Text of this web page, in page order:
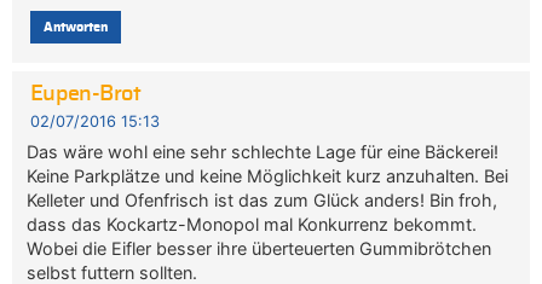
Antworten
Eupen-Brot
02/07/2016 15:13
Das wäre wohl eine sehr schlechte Lage für eine Bäckerei!
Keine Parkplätze und keine Möglichkeit kurz anzuhalten. Bei
Kelleter und Ofenfrisch ist das zum Glück anders! Bin froh,
dass das Kockartz-Monopol mal Konkurrenz bekommt.
Wobei die Eifler besser ihre überteuerten Gummibrötchen
selbst futtern sollten.